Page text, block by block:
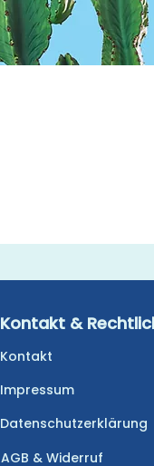
Kontakt &
Kontakt
Impressum
Datenschutzerklärung
AGB & Widerruf